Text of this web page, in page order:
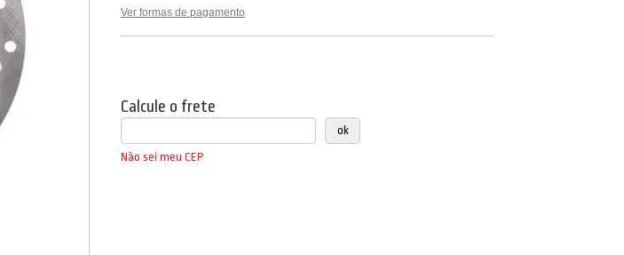
Ver formas de pagamento
Calcule o frete
Não sei meu CEP